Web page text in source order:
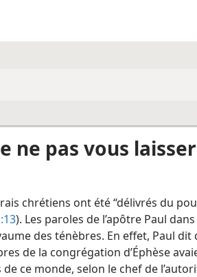
ne pas vous laisser
chrétiens ont été “délivrés du
). Les paroles de l’apôtre Paul dans
des ténèbres. En effet, Paul dit
de la congrégation d’Éphèse
ce monde, selon le chef de